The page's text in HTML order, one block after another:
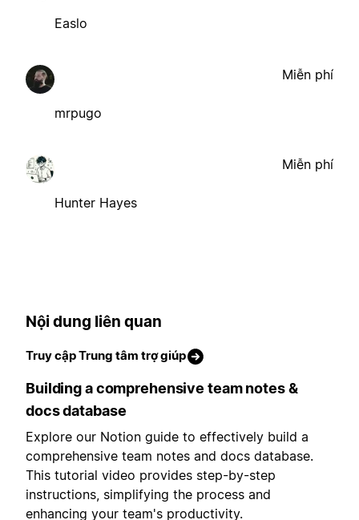
Easlo
mrpugo
Miễn phí
Hunter Hayes
Miễn phí
Nội dung liên quan
Truy cập Trung tâm trợ giúp
Building a comprehensive team notes &
docs database
Explore our Notion guide to effectively build a
comprehensive team notes and docs database.
This tutorial video provides step-by-step
instructions, simplifying the process and
enhancing your team's productivity.